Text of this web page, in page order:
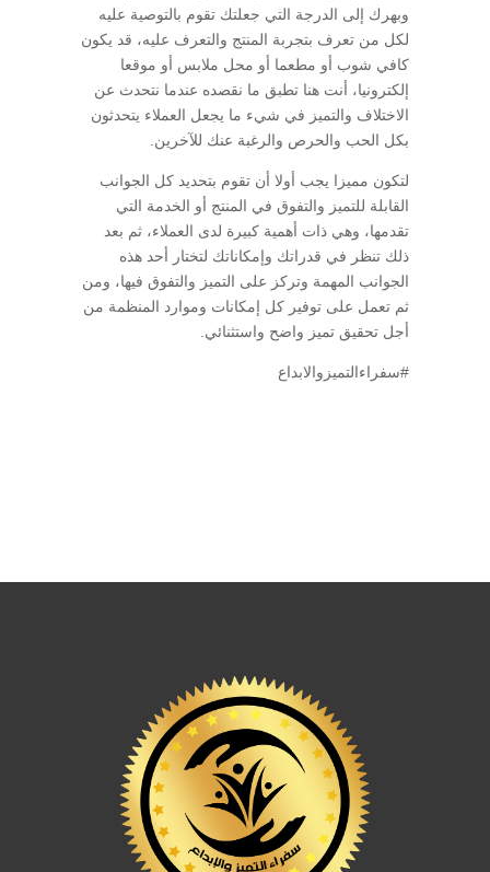
وبهرك إلى الدرجة التي جعلتك تقوم بالتوصية عليه
لكل من تعرف بتجربة المنتج والتعرف عليه، قد يكون
كافي شوب أو مطعما أو محل ملابس أو موقعا
إلكترونيا، أنت هنا تطبق ما نقصده عندما نتحدث عن
الاختلاف والتميز في شيء ما يجعل العملاء يتحدثون
بكل الحب والحرص والرغبة عنك للآخرين.
لتكون مميزا يجب أولا أن تقوم بتحديد كل الجوانب
القابلة للتميز والتفوق في المنتج أو الخدمة التي
تقدمها، وهي ذات أهمية كبيرة لدى العملاء، ثم بعد
ذلك تنظر في قدراتك وإمكاناتك لتختار أحد هذه
الجوانب المهمة وتركز على التميز والتفوق فيها، ومن
ثم تعمل على توفير كل إمكانات وموارد المنظمة من
أجل تحقيق تميز واضح واستثنائي.
#سفراءالتميزوالابداع